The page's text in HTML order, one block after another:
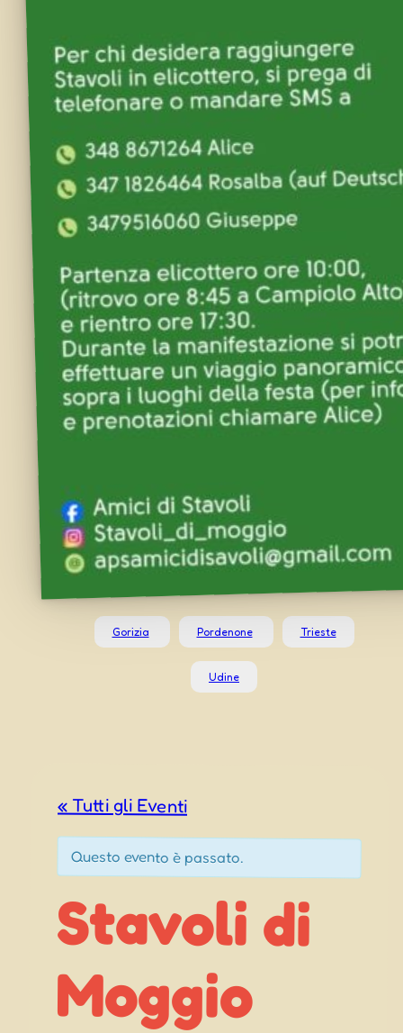
Gorizia Pordenone Trieste
Udine
« Tutti gli Eventi
Questo evento è passato.
Stavoli di
Moggio
Udinese
(UD) – 33ª